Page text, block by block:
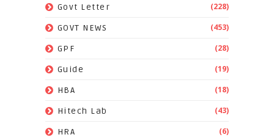
Govt Letter (228)
GOVT NEWS (453)
GPF (28)
Guide (19)
HBA (18)
Hitech Lab (43)
HRA (6)